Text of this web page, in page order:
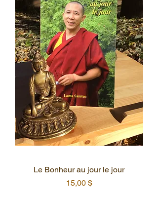
Le Bonheur au jour le jour
Prix
15,00 $